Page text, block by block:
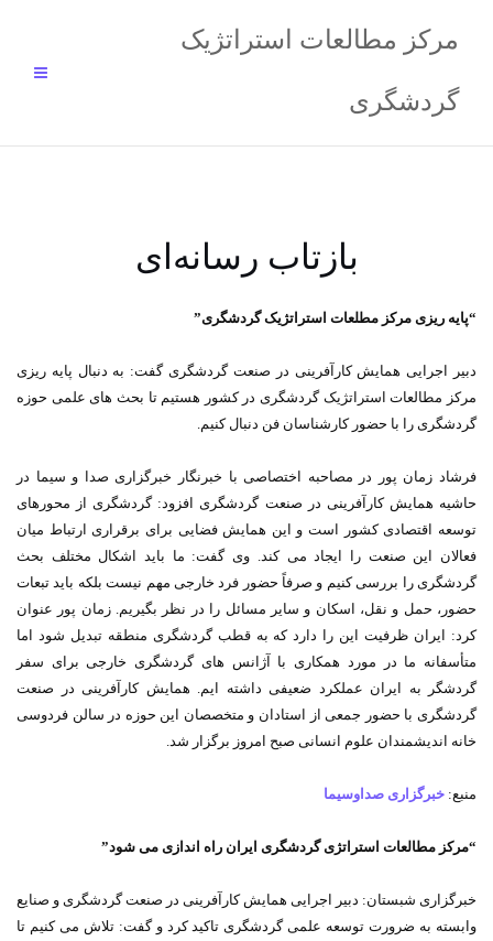
مرکز مطالعات استراتژیک
گردشگری
بازتاب رسانه‌ای
“پایه ریزی مرکز مطلعات استراتژیک گردشگری”
دبیر اجرایی همایش کارآفرینی در صنعت گردشگری گفت: به دنبال پایه ریزی
مرکز مطالعات استراتژیک گردشگری در کشور هستیم تا بحث های علمی حوزه
گردشگری را با حضور کارشناسان فن دنبال کنیم.
فرشاد زمان پور در مصاحبه اختصاصی با خبرنگار خبرگزاری صدا و سیما در
حاشیه همایش کارآفرینی در صنعت گردشگری افزود: گردشگری از محورهای
توسعه اقتصادی کشور است و این همایش فضایی برای برقراری ارتباط میان
فعالان این صنعت را ایجاد می کند. وی گفت: ما باید اشکال مختلف بحث
گردشگری را بررسی کنیم و صرفاً حضور فرد خارجی مهم نیست بلکه باید تبعات
حضور، حمل و نقل، اسکان و سایر مسائل را در نظر بگیریم. زمان پور عنوان
کرد: ایران ظرفیت این را دارد که به قطب گردشگری منطقه تبدیل شود اما
متأسفانه ما در مورد همکاری با آژانس های گردشگری خارجی برای سفر
گردشگر به ایران عملکرد ضعیفی داشته ایم. همایش کارآفرینی در صنعت
گردشگری با حضور جمعی از استادان و متخصصان این حوزه در سالن فردوسی
خانه اندیشمندان علوم انسانی صبح امروز برگزار شد.
منبع: خبرگزاری صداوسیما
“مرکز مطالعات استراتژی گردشگری ایران راه اندازی می شود”
خبرگزاری شبستان: دبیر اجرایی همایش کارآفرینی در صنعت گردشگری و صنایع
وابسته به ضرورت توسعه علمی گردشگری تاکید کرد و گفت: تلاش می کنیم تا